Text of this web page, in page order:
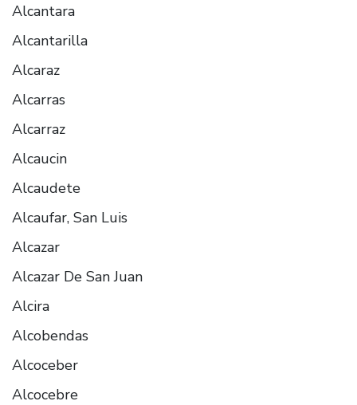
Alcantara
Alcantarilla
Alcaraz
Alcarras
Alcarraz
Alcaucin
Alcaudete
Alcaufar, San Luis
Alcazar
Alcazar De San Juan
Alcira
Alcobendas
Alcoceber
Alcocebre